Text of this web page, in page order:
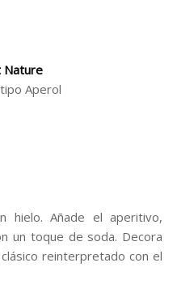
Nature
Aperol
hielo. Añade el aperitivo,
un toque de soda. Decora
reinterpretado con el